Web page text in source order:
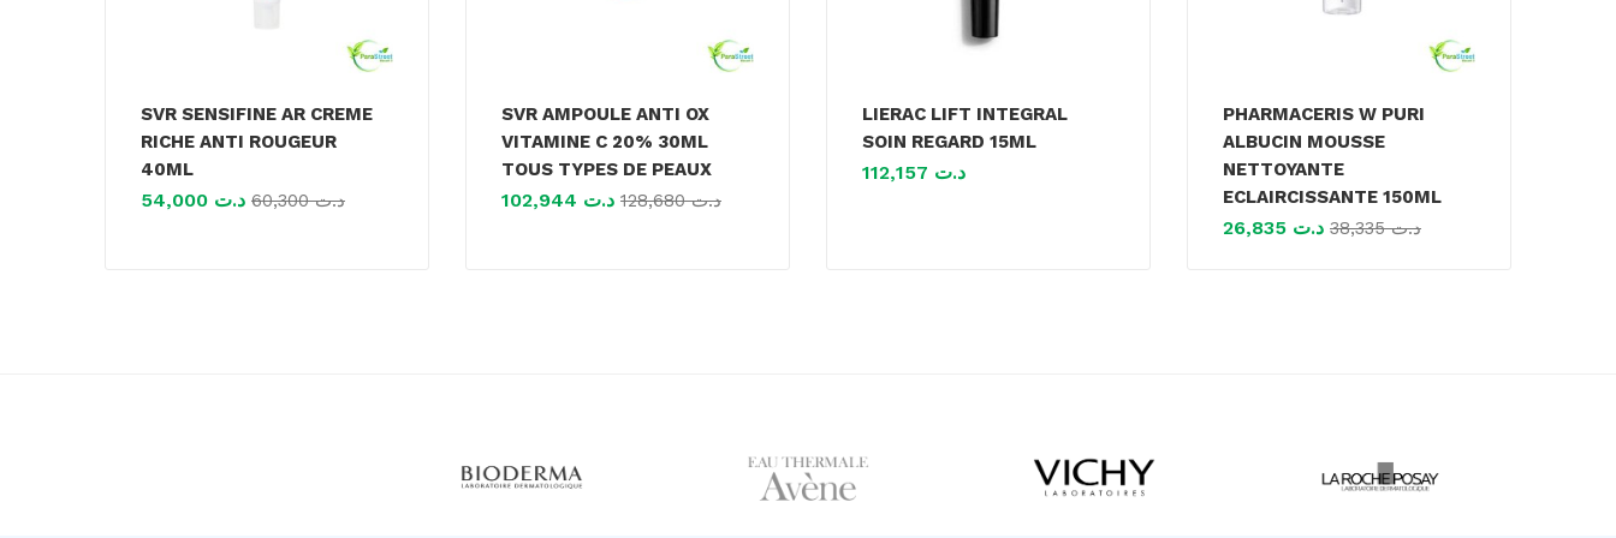
SVR SENSIFINE AR CREME
RICHE ANTI ROUGEUR
40ML
د.ت د.ت60,300
SVR AMPOULE ANTI OX
VITAMINE C 20% 30ML
TOUS TYPES DE PEAUX
د.ت د.ت128,680
LIERAC LIFT INTEGRAL
SOIN REGARD 15ML
د.ت
PHARMACERIS W PURI
ALBUCIN MOUSSE
NETTOYANTE
ECLAIRCISSANTE 150ML
د.ت د.ت38,335